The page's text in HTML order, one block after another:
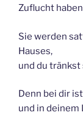
Zuflucht
Sie werden
Hauses,
und du
Denn bei dir
und in deinem